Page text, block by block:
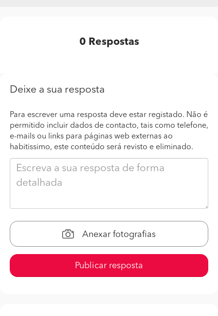
0 Respostas
Deixe a sua resposta
Para escrever uma resposta deve estar registado. Não é
permitido incluir dados de contacto, tais como telefone,
e-mails ou links para páginas web externas ao
habitissimo, este conteúdo será revisto e eliminado.
Anexar fotografias
Publicar resposta